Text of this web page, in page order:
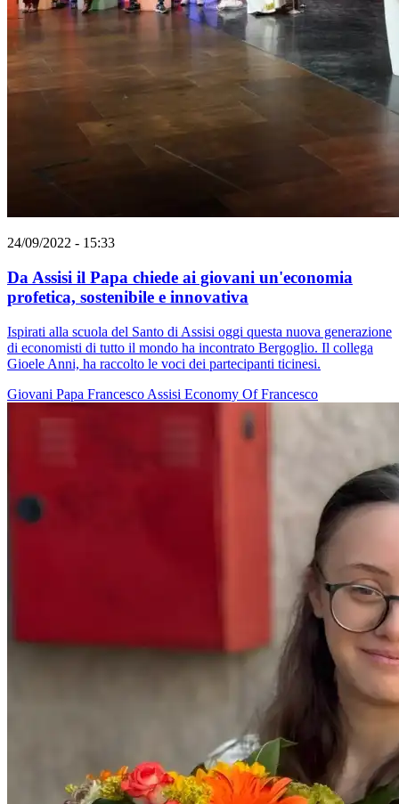
24/09/2022 - 15:33
Da Assisi il Papa chiede ai giovani un'economia
profetica, sostenibile e innovativa
Ispirati alla scuola del Santo di Assisi oggi questa nuova generazione
di economisti di tutto il mondo ha incontrato Bergoglio. Il collega
Gioele Anni, ha raccolto le voci dei partecipanti ticinesi.
Giovani Papa Francesco Assisi Economy Of Francesco